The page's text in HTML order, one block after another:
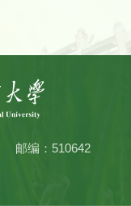
邮编：510642